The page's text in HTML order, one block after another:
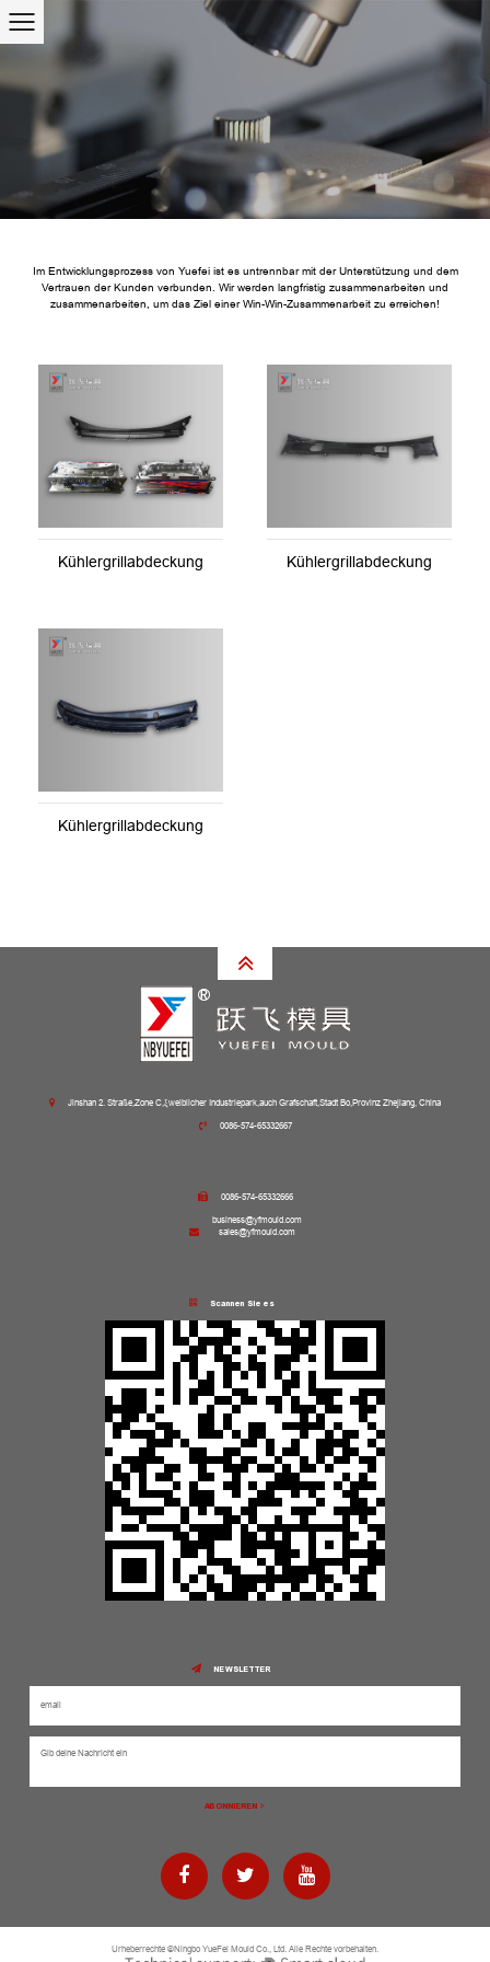
Im Entwicklungsprozess von Yuefei ist es untrennbar mit der Unterstützung und dem
Vertrauen der Kunden verbunden. Wir werden langfristig zusammenarbeiten und
zusammenarbeiten, um das Ziel einer Win-Win-Zusammenarbeit zu erreichen!
Kühlergrillabdeckung Kühlergrillabdeckung
Kühlergrillabdeckung
Jinshan 2. Straße,Zone C,ξweiblicher Industriepark,auch Grafschaft,Stadt Bo,Provinz Zhejiang, China
0086-574-65332667
0086-574-65332666
business@yfmould.com
sales@yfmould.com
Scannen Sie es
NEWSLETTER
Urheberrechte ©Ningbo YueFei Mould Co., Ltd. Alle Rechte vorbehalten.